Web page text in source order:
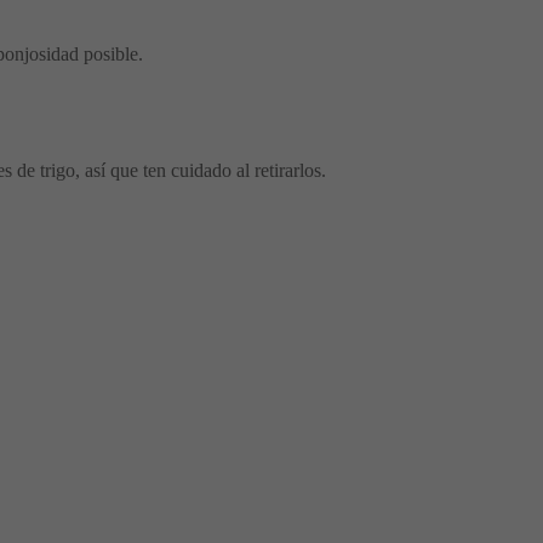
posible.
de trigo, así que ten cuidado al retirarlos.